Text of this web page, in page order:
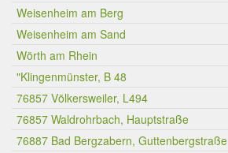
Weisenheim am Berg
Weisenheim am Sand
Wörth am Rhein
"Klingenmünster, B 48
76857 Völkersweiler, L494
76857 Waldrohrbach, Hauptstraße
76887 Bad Bergzabern, Guttenbergstraße